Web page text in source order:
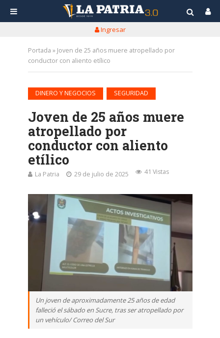
Ingresar
Portada » Joven de 25 años muere atropellado por
conductor con aliento etílico
DINERO Y NEGOCIOS SEGURIDAD
Joven de 25 años muere
atropellado por
conductor con aliento
etílico
La Patria 29 de julio de 2025 41 Vistas
Un joven de aproximadamente 25 años de edad
falleció el sábado en Sucre, tras ser atropellado por
un vehículo/ Correo del Sur